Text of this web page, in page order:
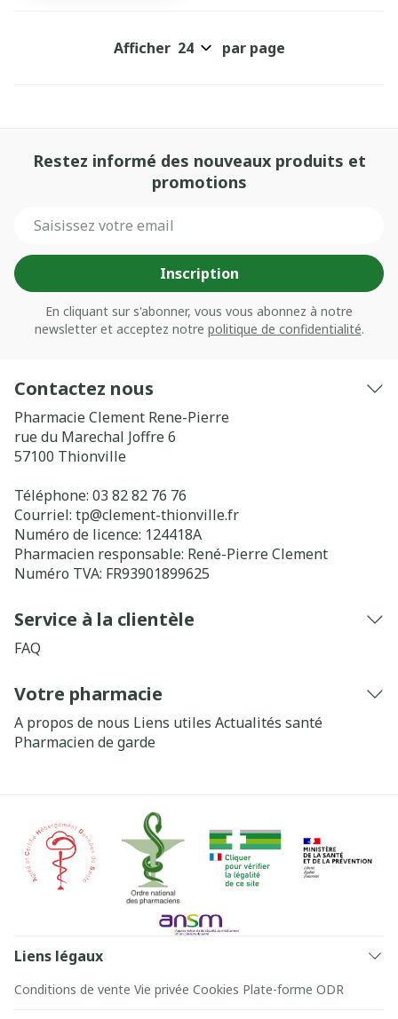
Afficher par page
Restez informé des nouveaux produits et
promotions
Inscription
En cliquant sur s'abonner, vous vous abonnez à notre
newsletter et acceptez notre politique de confidentialité.
Contactez nous
Pharmacie Clement Rene-Pierre
rue du Marechal Joffre 6
57100 Thionville
Téléphone: 03 82 82 76 76
Courriel: tp@clement-thionville.fr
Numéro de licence: 124418A
Pharmacien responsable: René-Pierre Clement
Numéro TVA: FR93901899625
Service à la clientèle
FAQ
Votre pharmacie
A propos de nous Liens utiles Actualités santé
Pharmacien de garde
Liens légaux
Conditions de vente Vie privée Cookies Plate-forme ODR